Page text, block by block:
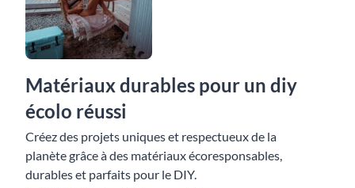
Matériaux durables pour un diy
écolo réussi
Créez des projets uniques et respectueux de la
planète grâce à des matériaux écoresponsables,
durables et parfaits pour le DIY.